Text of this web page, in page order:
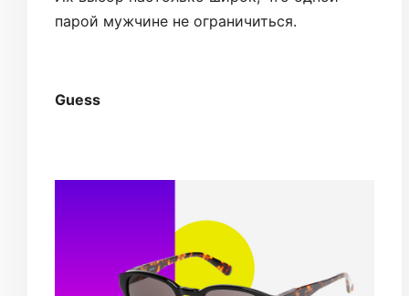
парой мужчине не ограничиться.
Guess